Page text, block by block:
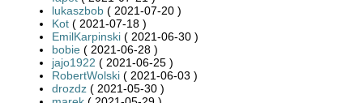
lukaszbob ( 2021-07-20 )
Kot ( 2021-07-18 )
EmilKarpinski ( 2021-06-30 )
bobie ( 2021-06-28 )
jajo1922 ( 2021-06-25 )
RobertWolski ( 2021-06-03 )
drozdz ( 2021-05-30 )